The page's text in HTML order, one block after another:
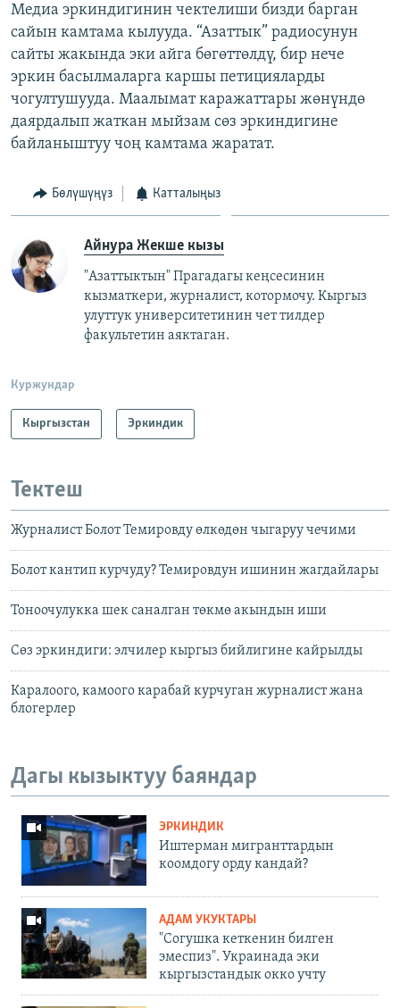
Медиа эркиндигинин чектелиши бизди барган
сайын камтама кылууда. “Азаттык” радиосунун
сайты жакында эки айга бөгөттөлдү, бир нече
эркин басылмаларга каршы петицияларды
чогултушууда. Маалымат каражаттары жөнүндө
даярдалып жаткан мыйзам сөз эркиндигине
байланыштуу чоң камтама жаратат.
Бөлүшүңүз Катталыңыз
Айнура Жекше кызы
"Азаттыктын" Прагадагы кеңсесинин
кызматкери, журналист, котормочу. Кыргыз
улуттук университетинин чет тилдер
факультетин аяктаган.
Куржундар
Кыргызстан Эркиндик
Тектеш
Журналист Болот Темировду өлкөдөн чыгаруу чечими
Болот кантип курчуду? Темировдун ишинин жагдайлары
Тоноочулукка шек саналган төкмө акындын иши
Сөз эркиндиги: элчилер кыргыз бийлигине кайрылды
Каралоого, камоого карабай курчуган журналист жана
блогерлер
Дагы кызыктуу баяндар
ЭРКИНДИК
Иштерман мигранттардын
коомдогу орду кандай?
АДАМ УКУКТАРЫ
"Согушка кеткенин билген
эмеспиз". Украинада эки
кыргызстандык окко учту